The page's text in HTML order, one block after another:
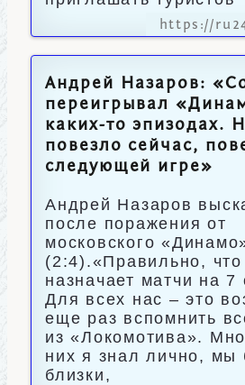
https://
Андрей Назаров:
переигрывал
каких-то эпизодах.
повезло сейчас,
следующей игре»
Андрей Назаров
после поражения от
московского
(2:4).«Правильно,
назначает матчи на 7
Для всех нас – это
еще раз вспомнить
из «Локомотива».
них я знал лично, мы
близки,